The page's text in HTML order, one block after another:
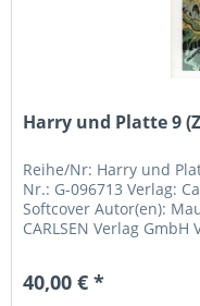
Harry und Platte 9
Reihe/Nr: Harry und
Nr.: G-096713 Verlag:
Softcover Autor(en):
CARLSEN Verlag
40,00 € *